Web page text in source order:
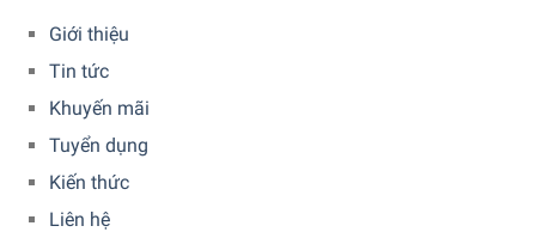
Giới thiệu
Tin tức
Khuyến mãi
Tuyển dụng
Kiến thức
Liên hệ